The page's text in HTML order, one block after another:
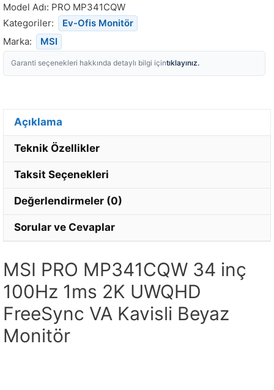
Model Adı: PRO MP341CQW
Kategoriler:
Ev-Ofis Monitör
Marka:
MSI
Garanti seçenekleri hakkında detaylı bilgi içintıklayınız.
Açıklama
Teknik Özellikler
Taksit Seçenekleri
Değerlendirmeler (0)
Sorular ve Cevaplar
MSI PRO MP341CQW 34 inç
100Hz 1ms 2K UWQHD
FreeSync VA Kavisli Beyaz
Monitör